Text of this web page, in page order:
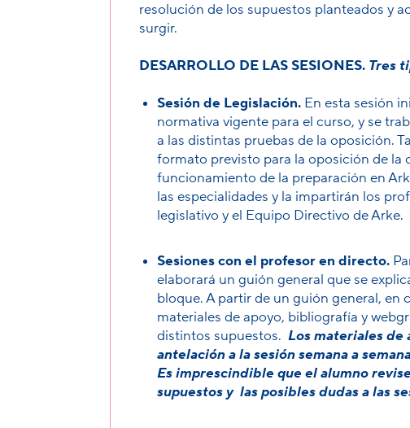
resolución de los supuestos planteados y
surgir.
DESARROLLO DE LAS SESIONES. Tres
Sesión de Legislación. En esta sesión
normativa vigente para el curso, y se
a las distintas pruebas de la oposición.
formato previsto para la oposición de
funcionamiento de la preparación en
las especialidades y la impartirán los
legislativo y el Equipo Directivo de Arke.
Sesiones con el profesor en directo.
elaborará un guión general que se
bloque. A partir de un guión general, en
materiales de apoyo, bibliografía y
distintos supuestos. Los materiales de
antelación a la sesión semana a
Es imprescindible que el alumno
supuestos y las posibles dudas a las